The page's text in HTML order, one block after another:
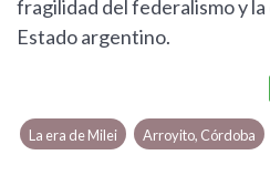
fragilidad del federalismo y
Estado argentino.
La era de Milei Arroyito, Córdoba